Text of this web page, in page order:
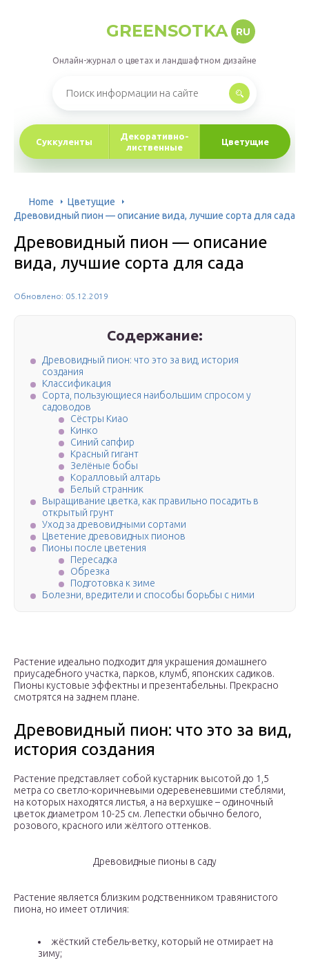
GREENSOTKA RU
Онлайн-журнал о цветах и ландшафтном дизайне
Суккуленты
Декоративно-
лиственные
Цветущие
Home
Цветущие
Древовидный пион — описание вида, лучшие сорта для сада
Древовидный пион — описание
вида, лучшие сорта для сада
Обновлено: 05.12.2019
Содержание:
Древовидный пион: что это за вид, история
создания
Классификация
Сорта, пользующиеся наибольшим спросом у
садоводов
Сёстры Киао
Кинко
Синий сапфир
Красный гигант
Зелёные бобы
Коралловый алтарь
Белый странник
Выращивание цветка, как правильно посадить в
открытый грунт
Уход за древовидными сортами
Цветение древовидных пионов
Пионы после цветения
Пересадка
Обрезка
Подготовка к зиме
Болезни, вредители и способы борьбы с ними
Растение идеально подходит для украшения домашнего
приусадебного участка, парков, клумб, японских садиков.
Пионы кустовые эффектны и презентабельны. Прекрасно
смотрятся на заднем плане.
Древовидный пион: что это за вид,
история создания
Растение представляет собой кустарник высотой до 1,5
метра со светло-коричневыми одеревеневшими стеблями,
на которых находятся листья, а на верхушке – одиночный
цветок диаметром 10-25 см. Лепестки обычно белого,
розового, красного или жёлтого оттенков.
Древовидные пионы в саду
Растение является близким родственником травянистого
пиона, но имеет отличия:
жёсткий стебель-ветку, который не отмирает на
зиму;